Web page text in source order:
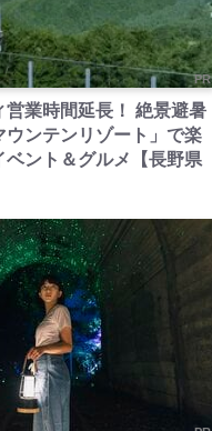
PR
営業時間延長！ 絶景避暑
ウンテンリゾート」で楽
ベント＆グルメ【長野県